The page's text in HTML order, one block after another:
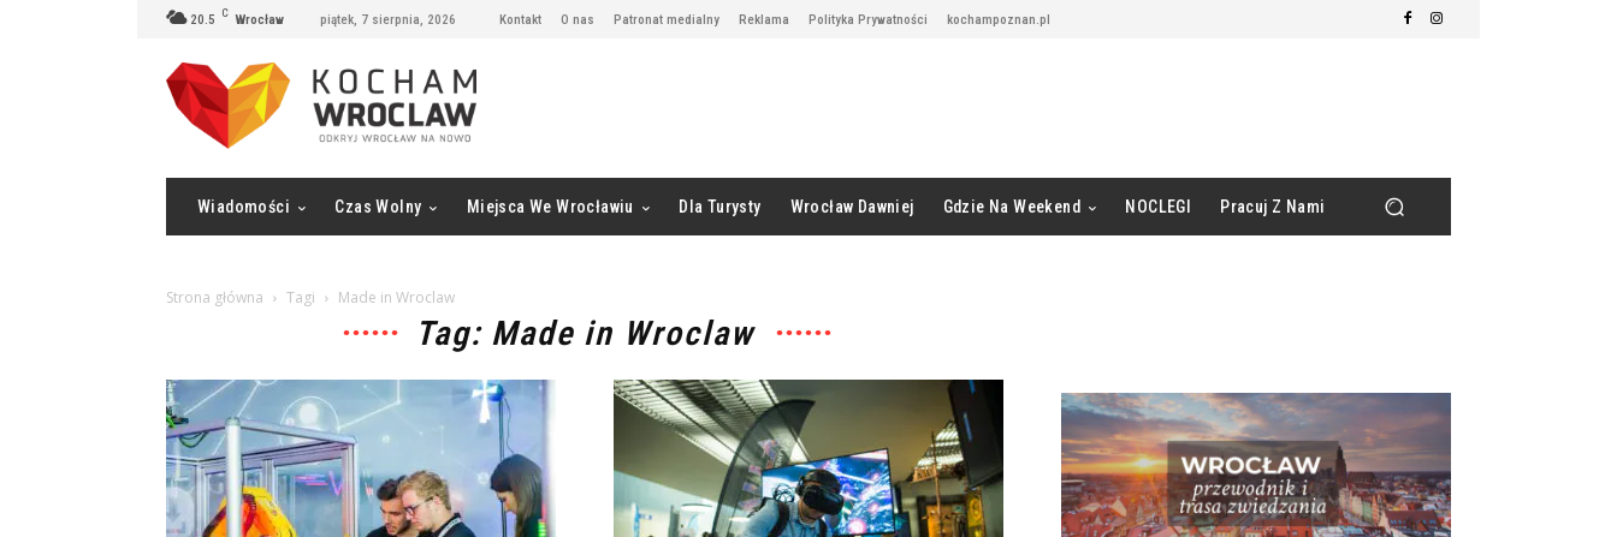
20.5 C Wrocław piątek, 7 sierpnia, 2026 Kontakt O nas Patronat medialny Reklama Polityka Prywatności kochampoznan.pl
Wiadomości Czas Wolny Miejsca We Wrocławiu Dla Turysty Wrocław Dawniej Gdzie Na Weekend NOCLEGI Pracuj Z Nami
Strona główna Tagi Made in Wroclaw
Tag: Made in Wroclaw